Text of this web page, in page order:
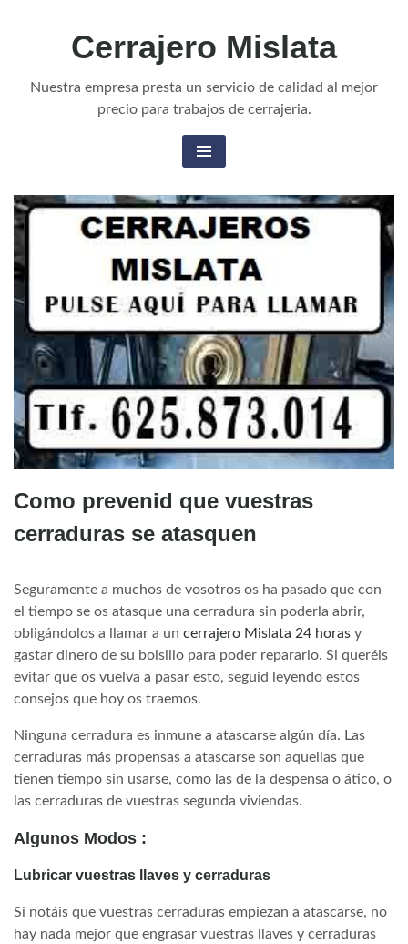
Cerrajero Mislata
Nuestra empresa presta un servicio de calidad al mejor
precio para trabajos de cerrajeria.
Como prevenid que vuestras
cerraduras se atasquen
Seguramente a muchos de vosotros os ha pasado que con
el tiempo se os atasque una cerradura sin poderla abrir,
obligándolos a llamar a un cerrajero Mislata 24 horas y
gastar dinero de su bolsillo para poder repararlo. Si queréis
evitar que os vuelva a pasar esto, seguid leyendo estos
consejos que hoy os traemos.
Ninguna cerradura es inmune a atascarse algún día. Las
cerraduras más propensas a atascarse son aquellas que
tienen tiempo sin usarse, como las de la despensa o ático, o
las cerraduras de vuestras segunda viviendas.
Algunos Modos :
Lubricar vuestras llaves y cerraduras
Si notáis que vuestras cerraduras empiezan a atascarse, no
hay nada mejor que engrasar vuestras llaves y cerraduras